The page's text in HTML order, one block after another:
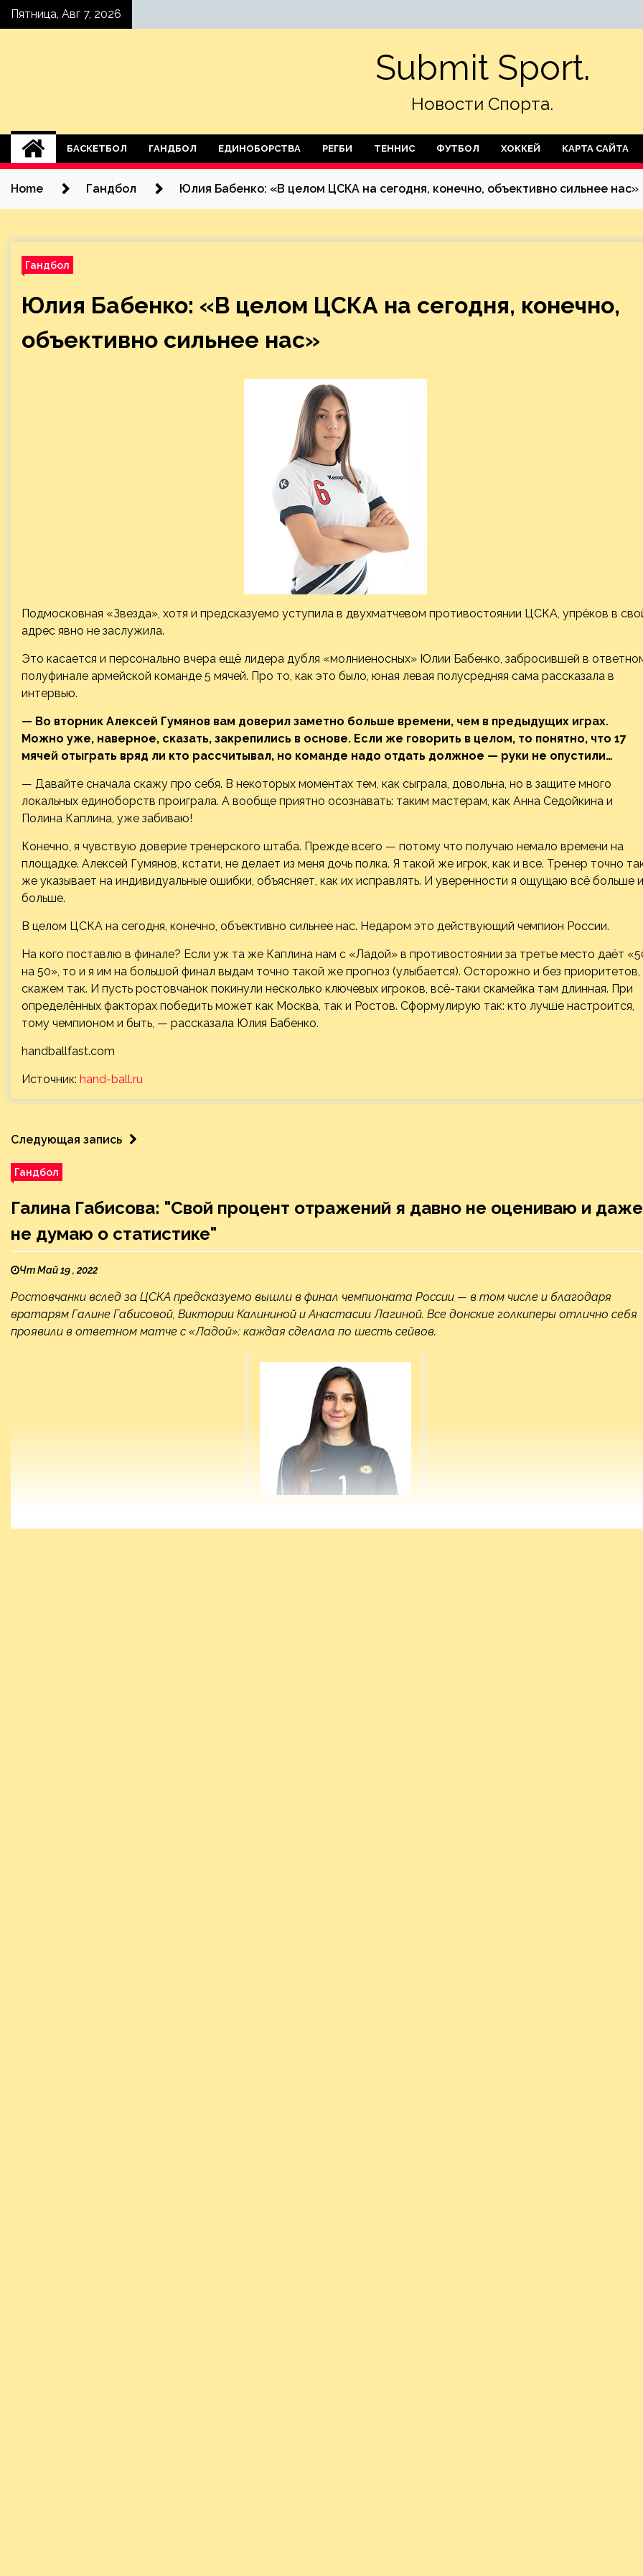
SkipПятница, Авг 7, 2026
Submit Sport.
Новости Спорта.
БАСКЕТБОЛ ГАНДБОЛ ЕДИНОБОРСТВА РЕГБИ ТЕННИС ФУТБОЛ ХОККЕЙ КАРТА САЙТА
Home Гандбол Юлия Бабенко: «В целом ЦСКА на сегодня, конечно, объективно сильнее нас»
Гандбол
Юлия Бабенко: «В целом ЦСКА на сегодня, конечно,
объективно сильнее нас»
Подмосковная «Звезда», хотя и предсказуемо уступила в двухматчевом противостоянии ЦСКА, упрёков в
адрес явно не заслужила.
Это касается и персонально вчера ещё лидера дубля «молниеносных» Юлии Бабенко, забросившей в
полуфинале армейской команде 5 мячей. Про то, как это было, юная левая полусредняя сама рассказала в
интервью.
— Во вторник Алексей Гумянов вам доверил заметно больше времени, чем в предыдущих играх.
Можно уже, наверное, сказать, закрепились в основе. Если же говорить в целом, то понятно, что 17
мячей отыграть вряд ли кто рассчитывал, но команде надо отдать должное — руки не опустили…
— Давайте сначала скажу про себя. В некоторых моментах тем, как сыграла, довольна, но в защите много
локальных единоборств проиграла. А вообще приятно осознавать: таким мастерам, как Анна Седойкина и
Полина Каплина, уже забиваю!
Конечно, я чувствую доверие тренерского штаба. Прежде всего — потому что получаю немало времени на
площадке. Алексей Гумянов, кстати, не делает из меня дочь полка. Я такой же игрок, как и все. Тренер точно
же указывает на индивидуальные ошибки, объясняет, как их исправлять. И уверенности я ощущаю всё больше и
больше.
В целом ЦСКА на сегодня, конечно, объективно сильнее нас. Недаром это действующий чемпион России.
На кого поставлю в финале? Если уж та же Каплина нам с «Ладой» в противостоянии за третье место даёт
на 50», то и я им на большой финал выдам точно такой же прогноз (улыбается). Осторожно и без приоритетов,
скажем так. И пусть ростовчанок покинули несколько ключевых игроков, всё-таки скамейка там длинная. При
определённых факторах победить может как Москва, так и Ростов. Сформулирую так: кто лучше настроится,
тому чемпионом и быть, — рассказала Юлия Бабенко.
handballfast.com
Источник: hand-ball.ru
Следующая запись
Гандбол
Галина Габисова: "Свой процент отражений я давно не оцениваю и даже
не думаю о статистике"
Чт Май 19 , 2022
Ростовчанки вслед за ЦСКА предсказуемо вышли в финал чемпионата России — в том числе и благодаря
вратарям Галине Габисовой, Виктории Калининой и Анастасии Лагиной. Все донские голкиперы отлично себя
проявили в ответном матче с «Ладой»: каждая сделала по шесть сейвов.